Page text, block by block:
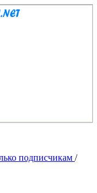
подписчикам /